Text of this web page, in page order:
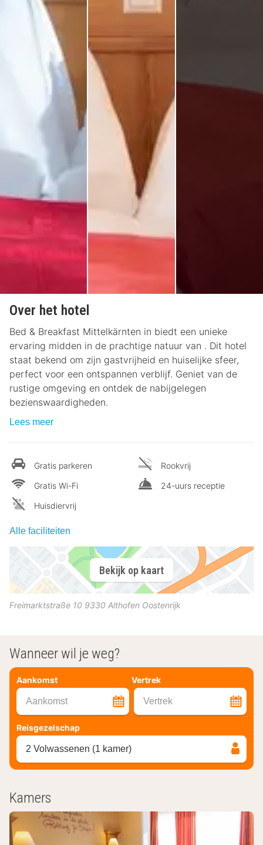
Over het hotel
Bed & Breakfast Mittelkärnten in biedt een unieke
ervaring midden in de prachtige natuur van . Dit hotel
staat bekend om zijn gastvrijheid en huiselijke sfeer,
perfect voor een ontspannen verblijf. Geniet van de
rustige omgeving en ontdek de nabijgelegen
bezienswaardigheden.
Lees meer
Gratis parkeren
Gratis Wi-Fi
Huisdiervrij
Rookvrij
24-uurs receptie
Alle faciliteiten
Bekijk op kaart
Freimarktstraße 10 9330 Althofen Oostenrijk
Wanneer wil je weg?
Aankomst Vertrek
Aankomst Vertrek
Reisgezelschap
2 Volwassenen (1 kamer)
Kamers